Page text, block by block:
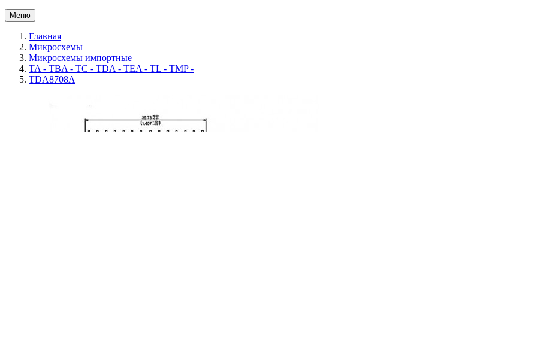
Меню
Главная
Микросхемы
Микросхемы импортные
TA - TBA - TC - TDA - TEA - TL - TMP -
TDA8708A